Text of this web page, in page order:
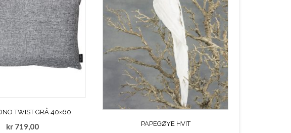
TWIST GRÅ 40×60
kr 719,00 PAPEGØYE HVIT